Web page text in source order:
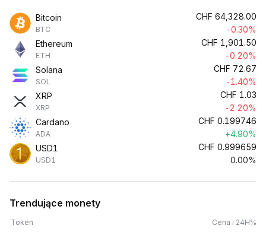
Bitcoin
BTC
CHF 64,328.00
-0.30%
Ethereum
ETH
CHF 1,901.50
-0.20%
Solana
SOL
CHF 72.67
-1.40%
XRP
XRP
CHF 1.03
-2.20%
Cardano
ADA
CHF 0.199746
+4.90%
USD1
USD1
CHF 0.999659
0.00%
Trendujące monety
Token Cena i 24H%